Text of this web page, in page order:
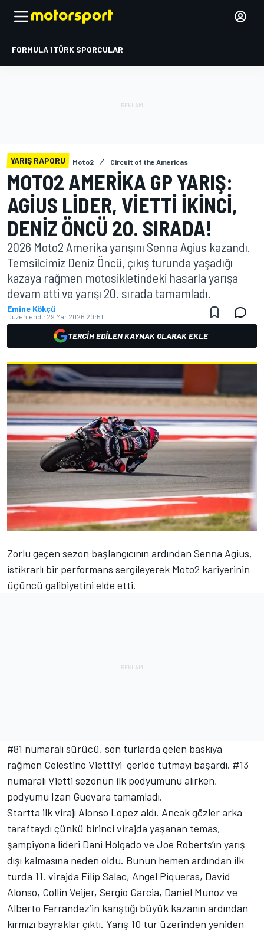
FORMULA 1TÜRK SPORCULAR
YARIŞ RAPORU Moto2 Circuit of the Americas
MOTO2 AMERIKA GP YARIŞ:
AGIUS LIDER, VIETTI IKINCI,
DENIZ ÖNCÜ 20. SIRADA!
2026 Moto2 Amerika yarışını Senna Agius kazandı.
Temsilcimiz Deniz Öncü, çıkış turunda yaşadığı
kazaya rağmen motosikletindeki hasarla yarışa
devam etti ve yarışı 20. sırada tamamladı.
Emine Kökçü
Düzenlendi: 29 Mar 2026 20:51
TERCIH EDILEN KAYNAK OLARAK EKLE
Zorlu geçen sezon başlangıcının ardından Senna Agius,
istikrarlı bir performans sergileyerek Moto2 kariyerinin
üçüncü galibiyetini elde etti.
#81 numaralı sürücü, son turlarda gelen baskıya
rağmen Celestino Vietti’yi geride tutmayı başardı. #13
numaralı Vietti sezonun ilk podyumunu alırken,
podyumu Izan Guevara tamamladı.
Startta ilk virajı Alonso Lopez aldı. Ancak gözler arka
taraftaydı çünkü birinci virajda yaşanan temas,
şampiyona lideri Dani Holgado ve Joe Roberts’ın yarış
dışı kalmasına neden oldu. Bunun hemen ardından ilk
turda 11. virajda Filip Salac, Angel Piqueras, David
Alonso, Collin Veijer, Sergio Garcia, Daniel Munoz ve
Alberto Ferrandez’in karıştığı büyük kazanın ardından
kırmızı bayraklar çıktı. Yarış 10 tur üzerinden yeniden